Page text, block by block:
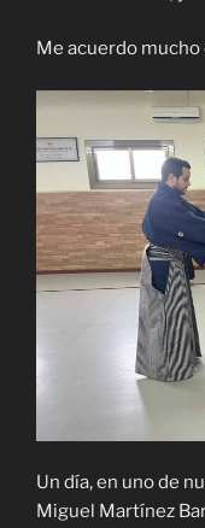
Me acuerdo
Un día, en uno de
Miguel Martínez